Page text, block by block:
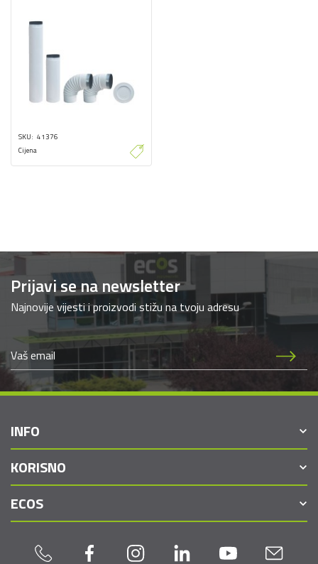
SKU 41376
Cijena
Prijavi se na newsletter
Najnovije vijesti i proizvodi stižu na tvoju adresu
INFO
KORISNO
ECOS